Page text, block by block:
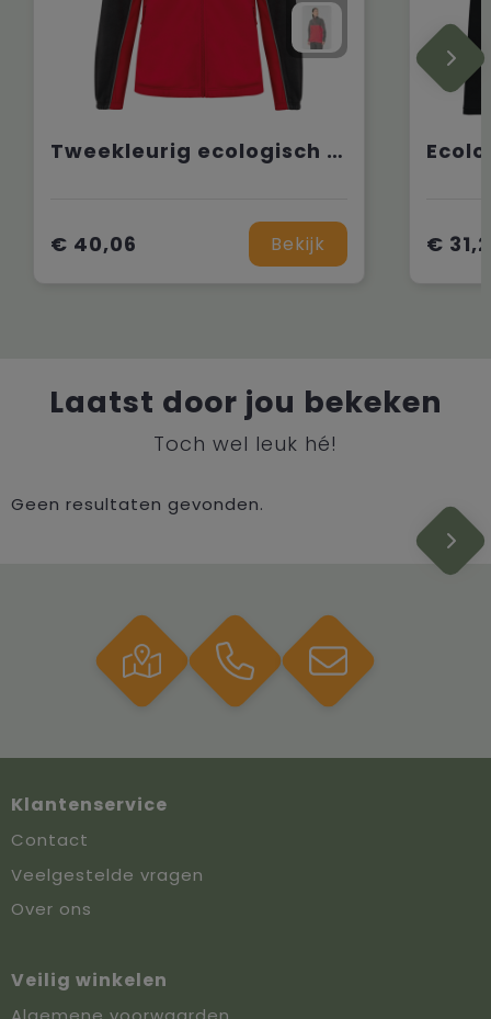
Tweekleurig ecologisch uniseks fleecevest
€ 40,06 Bekijk €
Laatst door jou bekeken
Toch wel leuk hé!
Geen resultaten gevonden.
Klantenservice
Contact
Veelgestelde vragen
Over ons
Veilig winkelen